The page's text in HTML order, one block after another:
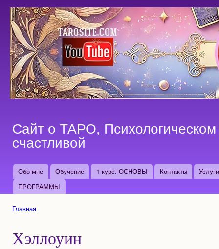
Сайт о ТАРО,
счастливой
Основные ссылки
Обо мне Обучение 1 курс. ОСНОВЫ Контакты
Услуги
ПРОГРАММЫ
Главная
Хэллоуин